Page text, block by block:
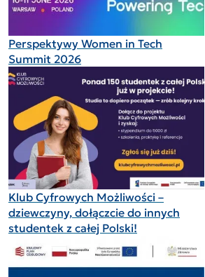
Perspektywy Women in Tech
Summit 2026
Klub Cyfrowych Możliwości –
dziewczyny, dołączcie do innych
studentek z całej Polski!